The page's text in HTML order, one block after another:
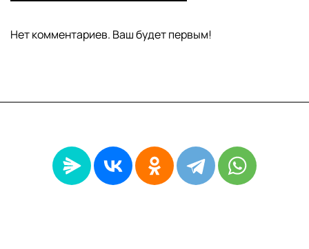
Нет комментариев. Ваш будет первым!